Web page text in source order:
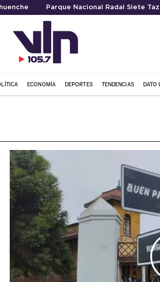
Parque Nacional Radal Siete
ECONOMÍA DEPORTES TENDENCIAS DATO